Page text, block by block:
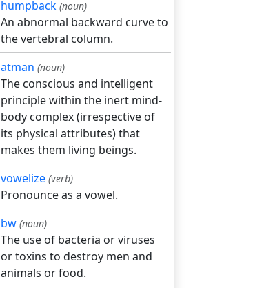
humpback (noun)
An abnormal backward curve to
the vertebral column.
atman (noun)
The conscious and intelligent
principle within the inert mind-
body complex (irrespective of
its physical attributes) that
makes them living beings.
vowelize (verb)
Pronounce as a vowel.
bw (noun)
The use of bacteria or viruses
or toxins to destroy men and
animals or food.